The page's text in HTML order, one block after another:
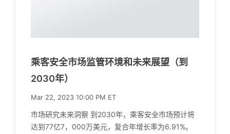
乘客安全市场监管环境和未来展望（到
2030年）
Mar 22, 2023 10:00 PM ET
市场研究未来洞察 到2030年，乘客安全市场预计将
达到77亿7，000万美元，复合年增长率为6.91%。